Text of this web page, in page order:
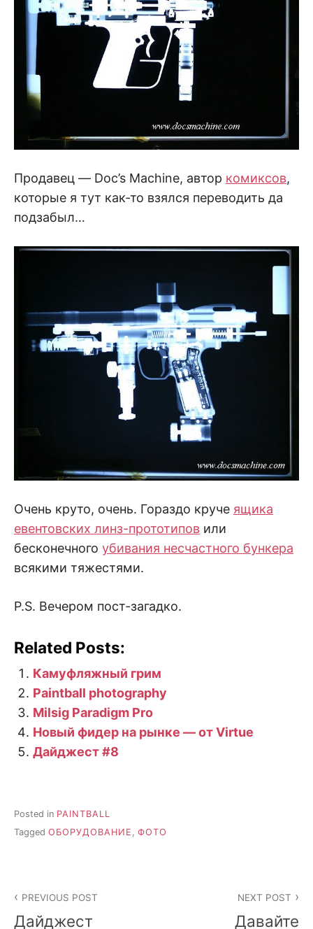
Продавец — Doc’s Machine, автор комиксов,
которые я тут как-то взялся переводить да
подзабыл…
Очень круто, очень. Гораздо круче ящика
евентовских линз-прототипов или
бесконечного убивания несчастного бункера
всякими тяжестями.
P.S. Вечером пост-загадко.
Related Posts:
Камуфляжный грим
Paintball photography
Milsig Paradigm Pro
Новый фидер на рынке — от Virtue
Дайджест #8
Posted in PAINTBALL
Tagged ОБОРУДОВАНИЕ , ФОТО
navigation
PREVIOUS POST
Дайджест
NEXT POST
Давайте